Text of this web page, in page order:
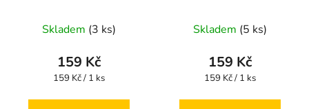
Skladem (3 ks)
159 Kč
Měrná
159 Kč / 1 ks
Skladem (5 ks)
159 Kč
Měrná
159 Kč / 1 ks